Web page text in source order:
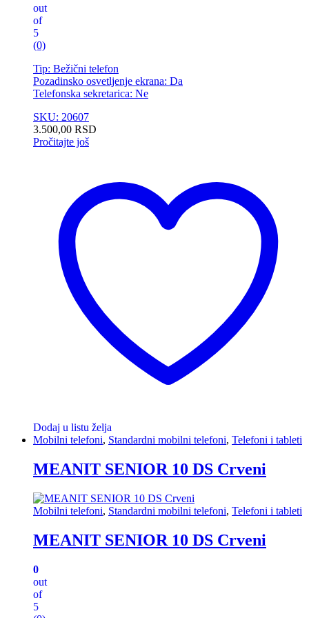
out
of
5
(0)
Tip: Bežični telefon
Pozadinsko osvetljenje ekrana: Da
Telefonska sekretarica: Ne
SKU: 20607
3.500,00 RSD
Pročitajte još
Dodaj u listu želja
Mobilni telefoni, Standardni mobilni telefoni, Telefoni i tableti
MEANIT SENIOR 10 DS Crveni
Mobilni telefoni, Standardni mobilni telefoni, Telefoni i tableti
MEANIT SENIOR 10 DS Crveni
0
out
of
5